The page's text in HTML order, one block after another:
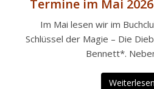
Termine im Mai
Im Mai lesen wir im
Schlüssel der Magie – Die
Bennett*.